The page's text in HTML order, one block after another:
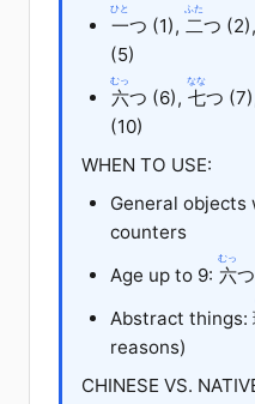
一
ひと
つ (1), 二
ふた
つ (2),
(5)
六
むっ
つ (6), 七
なな
つ
(10)
WHEN TO USE:
General
counters
Age up to 9: 六
むっ
Abstract things:
reasons)
CHINESE VS.